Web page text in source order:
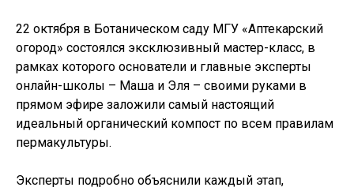
22 октября в Ботаническом саду МГУ «Аптекарский
огород» состоялся эксклюзивный мастер-класс, в
рамках которого основатели и главные эксперты
онлайн-школы – Маша и Эля – своими руками в
прямом эфире заложили самый настоящий
идеальный органический компост по всем правилам
пермакультуры.
Эксперты подробно объяснили каждый этап,